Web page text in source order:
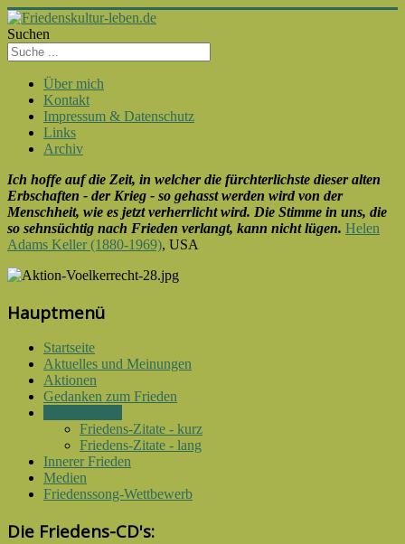
Suchen
Über mich
Kontakt
Impressum & Datenschutz
Links
Archiv
Ich hoffe auf die Zeit, in welcher die fürchterlichste dieser alten
Erbschaften - der Krieg - so gehasst werden wird von der
Menschheit, wie es jetzt verherrlicht wird. Die Stimme in uns, die
so sehnsüchtig nach Frieden verlangt, kann nicht lügen. Helen
Adams Keller (1880-1969), USA
Hauptmenü
Startseite
Aktuelles und Meinungen
Aktionen
Gedanken zum Frieden
Friedens-Zitate - kurz
Friedens-Zitate - lang
Innerer Frieden
Medien
Friedenssong-Wettbewerb
Die Friedens-CD's: